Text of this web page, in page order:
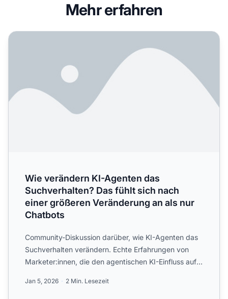
Mehr erfahren
Wie verändern KI-Agenten das Suchverhalten? Das fühlt
Wie verändern KI-Agenten das
Suchverhalten? Das fühlt sich nach
einer größeren Veränderung an als nur
Chatbots
Community-Diskussion darüber, wie KI-Agenten das
Suchverhalten verändern. Echte Erfahrungen von
Marketer:innen, die den agentischen KI-Einfluss auf
Jan 5, 2026 2 Min. Lesezeit